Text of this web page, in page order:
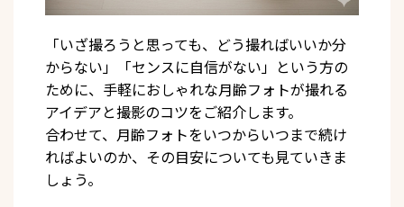
「いざ撮ろうと思っても、どう撮ればいいか分
からない」「センスに自信がない」という方の
ために、手軽におしゃれな月齢フォトが撮れる
アイデアと撮影のコツをご紹介します。
合わせて、月齢フォトをいつからいつまで続け
ればよいのか、その目安についても見ていきま
しょう。